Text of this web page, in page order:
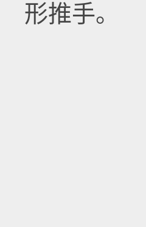
形推手。